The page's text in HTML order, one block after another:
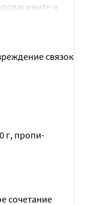
и
связок
г, пропи-
сочетание